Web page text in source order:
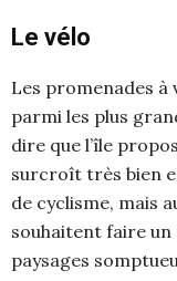
Le vélo
Les promenades
parmi les plus
dire que l’île
surcroît très bien
de cyclisme, mais
souhaitent faire
paysages